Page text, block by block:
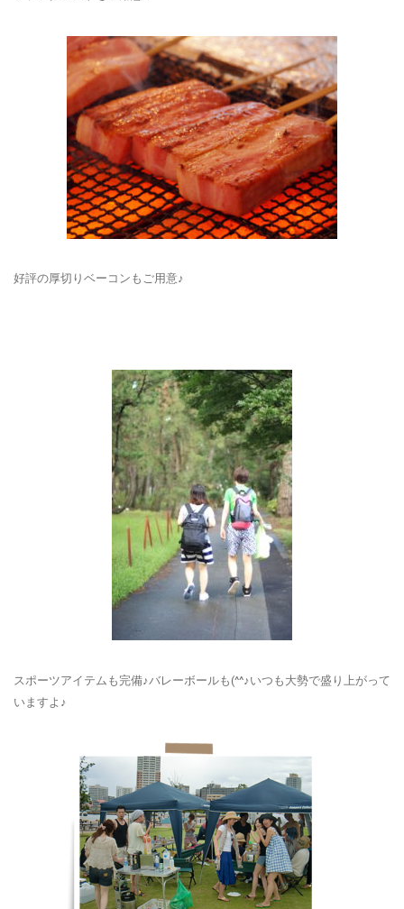
好評の厚切りベーコンもご用意♪
スポーツアイテムも完備♪バレーボールも(^^♪いつも大勢で盛り上がって
いますよ♪